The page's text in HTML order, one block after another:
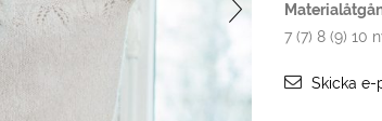
7 (7) 8 (9) 10
Skicka e-